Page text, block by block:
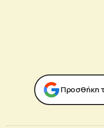
Προσθήκη